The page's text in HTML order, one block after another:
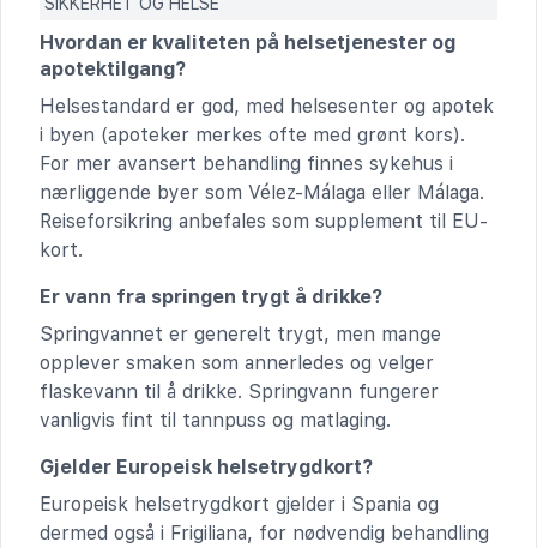
Hvordan er kvaliteten på helsetjenester og
apotektilgang?
Helsestandard er god, med helsesenter og apotek
i byen (apoteker merkes ofte med grønt kors).
For mer avansert behandling finnes sykehus i
nærliggende byer som Vélez-Málaga eller Málaga.
Reiseforsikring anbefales som supplement til EU-
kort.
Er vann fra springen trygt å drikke?
Springvannet er generelt trygt, men mange
opplever smaken som annerledes og velger
flaskevann til å drikke. Springvann fungerer
vanligvis fint til tannpuss og matlaging.
Gjelder Europeisk helsetrygdkort?
Europeisk helsetrygdkort gjelder i Spania og
dermed også i Frigiliana, for nødvendig behandling